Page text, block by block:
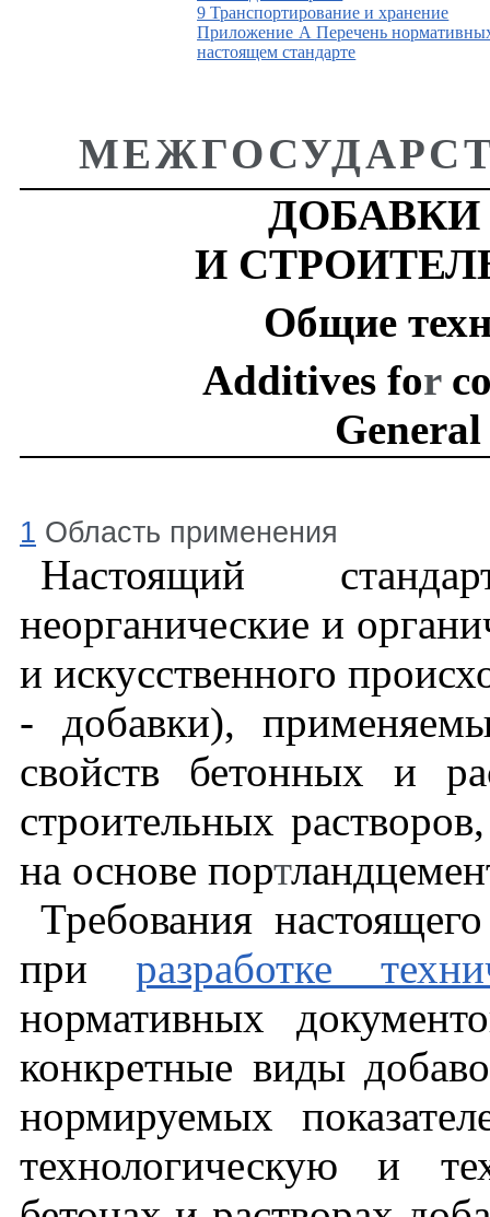
9 Транспортирование и хранение
Приложение А Перечень
настоящем стандарте
И
Общие
Additives for
1 Область применения
Настоящий
неорганические и
и искусственного
- добавки),
свойств бетонных и
строительных
на основе порт
Требования
при разработке
нормативных
конкретные виды
нормируемых
технологическую и